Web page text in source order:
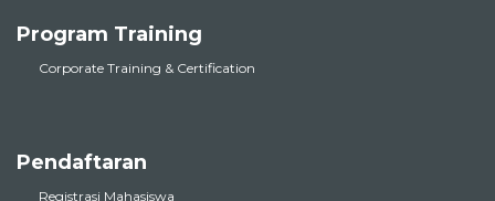
Program Training
Corporate Training & Certification
Pendaftaran
Registrasi Mahasiswa